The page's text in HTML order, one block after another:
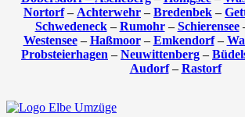
Nortorf– Achterwehr – Bredenbek –
Schwedeneck– Rumohr– Schierensee
Westensee– Haßmoor– Emkendorf–
Probsteierhagen – Neuwittenberg –
Audorf– Rastorf